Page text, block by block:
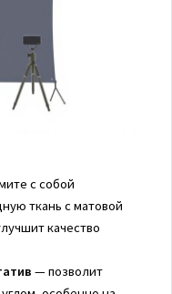
с собой
ткань с матовой
качество
— позволит